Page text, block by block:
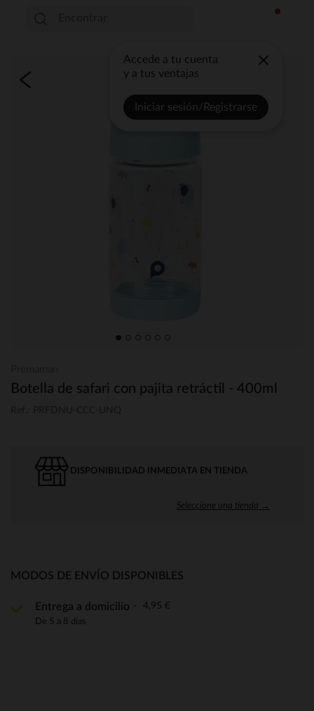
Accede a tu cuenta
y a tus ventajas
Iniciar sesión/Registrarse
Botella de safari con pajita retráctil - 400ml
DISPONIBILIDAD INMEDIATA EN TIENDA
Seleccione una tienda →
MODOS DE ENVÍO DISPONIBLES
Entrega a domicilio 4,95 €
De 5 a 8 días